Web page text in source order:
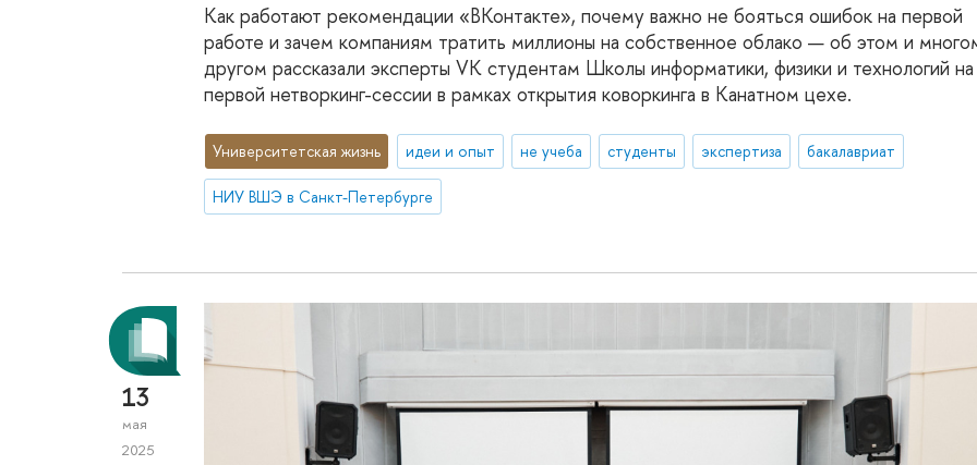
Как работают рекомендации «ВКонтакте», почему важно не бояться ошибок на первой
работе и зачем компаниям тратить миллионы на собственное облако — об этом и
другом рассказали эксперты VK студентам Школы информатики, физики и технологий на
первой нетворкинг-сессии в рамках открытия коворкинга в Канатном цехе.
Университетская жизнь идеи и опыт не учеба студенты экспертиза бакалавриат
НИУ ВШЭ в Санкт-Петербурге
13
мая
2025